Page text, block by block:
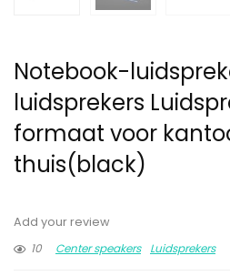
Notebook-
luidsprekers
formaat voor
thuis(black)
Add your review
10
Center speakers Luidsprekers